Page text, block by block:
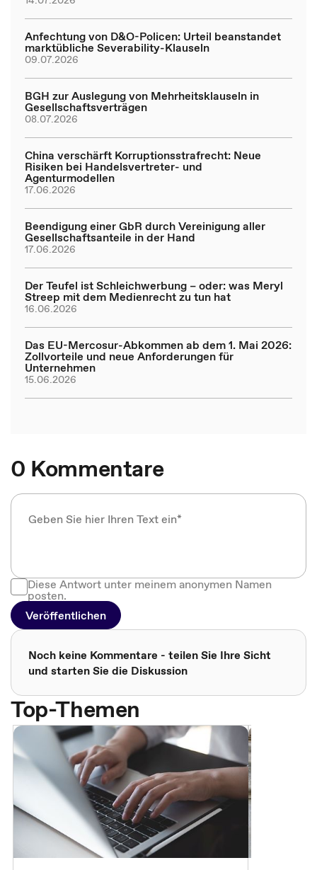
Anfechtung von D&O-Policen: Urteil beanstandet
marktübliche Severability-Klauseln
09.07.2026
BGH zur Auslegung von Mehrheitsklauseln in
Gesellschaftsverträgen
08.07.2026
China verschärft Korruptionsstrafrecht: Neue
Risiken bei Handelsvertreter- und
Agenturmodellen
17.06.2026
Beendigung einer GbR durch Vereinigung aller
Gesellschaftsanteile in der Hand
17.06.2026
Der Teufel ist Schleichwerbung – oder: was Meryl
Streep mit dem Medienrecht zu tun hat
16.06.2026
Das EU-Mercosur-Abkommen ab dem 1. Mai 2026:
Zollvorteile und neue Anforderungen für
Unternehmen
15.06.2026
0 Kommentare
Diese Antwort unter meinem anonymen Namen
posten.
Veröffentlichen
Noch keine Kommentare - teilen Sie Ihre Sicht
und starten Sie die Diskussion
Top-Themen